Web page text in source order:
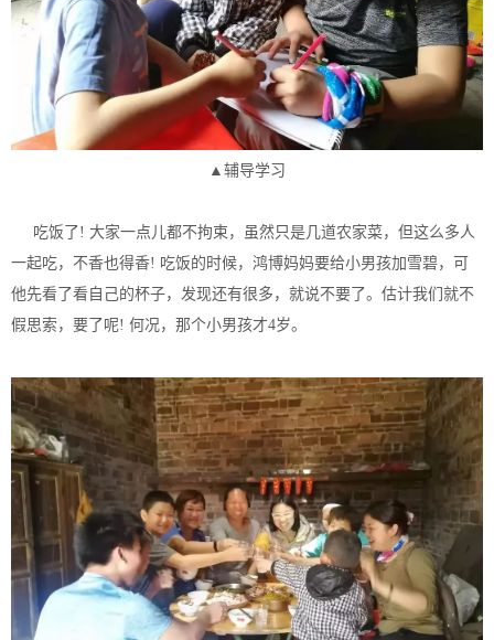
▲辅导学习
吃饭了! 大家一点儿都不拘束，虽然只是几道农家菜，但这么多人
一起吃，不香也得香! 吃饭的时候，鸿博妈妈要给小男孩加雪碧，可
他先看了看自己的杯子，发现还有很多，就说不要了。估计我们就不
假思索，要了呢! 何况，那个小男孩才4岁。